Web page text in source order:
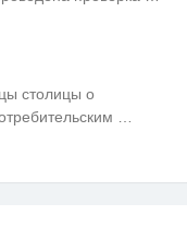
столицы о
…